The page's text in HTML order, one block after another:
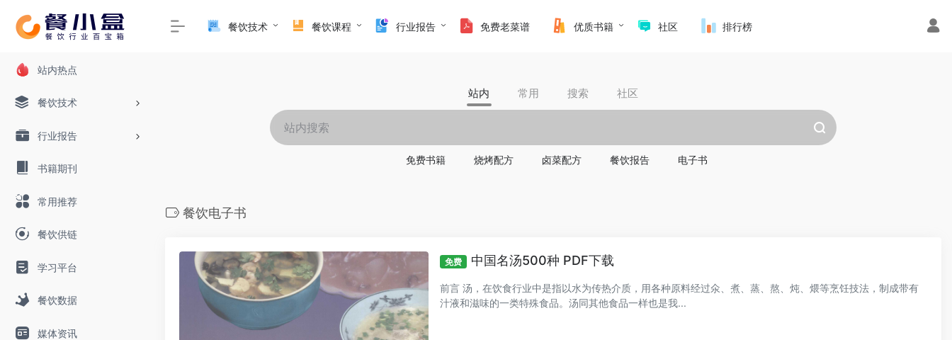
站内热点
餐饮技术
行业报告
书籍期刊
常用推荐
餐饮供链
学习平台
餐饮数据
媒体资讯
餐饮技术 餐饮课程 行业报告 免费老菜谱 优质书籍 社区 排行榜
站内 常用 搜索 社区
免费书籍 烧烤配方 卤菜配方 餐饮报告 电子书
餐饮电子书
免费 中国名汤500种 PDF下载
前言 汤，在饮食行业中是指以水为传热介质，用各种原料经过氽、煮、蒸、熬、炖、煨等烹饪技法，制成带有
汁液和滋味的一类特殊食品。汤同其他食品一样也是我...